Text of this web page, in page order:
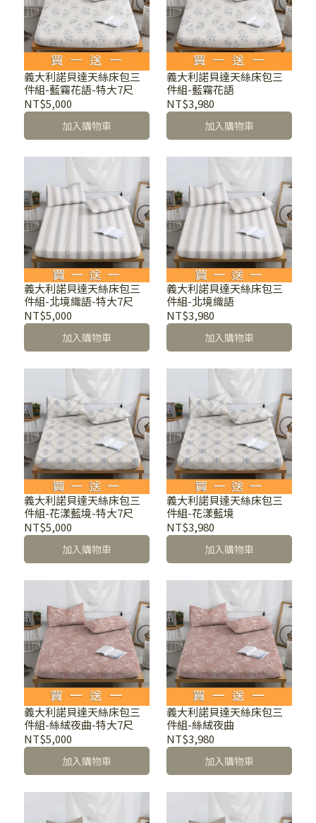
義大利諾貝達天絲床包三
件組-藍霧花語-特大7尺
NT$5,000
加入購物車
義大利諾貝達天絲床包三
件組-藍霧花語
NT$3,980
加入購物車
義大利諾貝達天絲床包三
件組-北境織語-特大7尺
NT$5,000
加入購物車
義大利諾貝達天絲床包三
件組-北境織語
NT$3,980
加入購物車
義大利諾貝達天絲床包三
件組-花漾藍境-特大7尺
NT$5,000
加入購物車
義大利諾貝達天絲床包三
件組-花漾藍境
NT$3,980
加入購物車
義大利諾貝達天絲床包三
件組-絲絨夜曲-特大7尺
NT$5,000
加入購物車
義大利諾貝達天絲床包三
件組-絲絨夜曲
NT$3,980
加入購物車